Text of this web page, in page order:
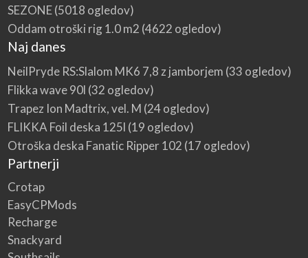
SEZONE(5018 ogledov)
Oddam otroški rig 1.0 m2 (4622 ogledov)
Naj danes
NeilPryde RS:Slalom MK6 7,8 z jamborjem (33 ogledov)
Flikka wave 90l (32 ogledov)
Trapez Ion Madtrix, vel. M (24 ogledov)
FLIKKA Foil deska 125l (19 ogledov)
Otroška deska Fanatic Ripper 102 (17 ogledov)
Partnerji
Crotap
EasyCPMods
Recharge
Snackyard